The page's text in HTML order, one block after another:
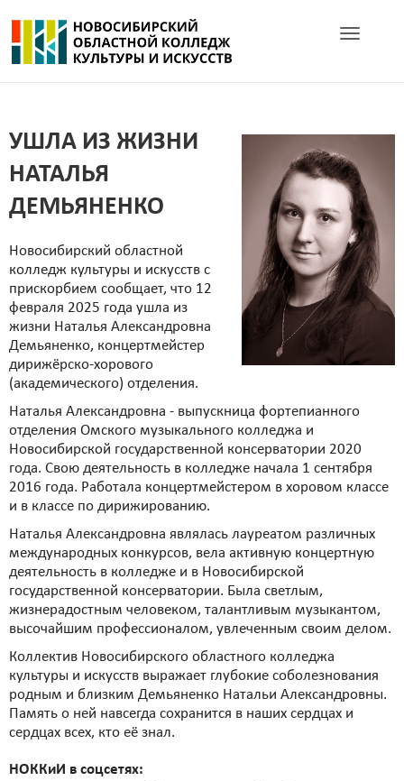
Toggle
УШЛА ИЗ ЖИЗНИ
НАТАЛЬЯ
ДЕМЬЯНЕНКО
Новосибирский областной
колледж культуры и искусств с
прискорбием сообщает, что 12
февраля 2025 года ушла из
жизни Наталья Александровна
Демьяненко, концертмейстер
дирижёрско-хорового
(академического) отделения.
Наталья Александровна - выпускница фортепианного
отделения Омского музыкального колледжа и
Новосибирской государственной консерватории 2020
года. Свою деятельность в колледже начала 1 сентября
2016 года. Работала концертмейстером в хоровом классе
и в классе по дирижированию.
Наталья Александровна являлась лауреатом различных
международных конкурсов, вела активную концертную
деятельность в колледже и в Новосибирской
государственной консерватории. Была светлым,
жизнерадостным человеком, талантливым музыкантом,
высочайшим профессионалом, увлеченным своим делом.
Коллектив Новосибирского областного колледжа
культуры и искусств выражает глубокие соболезнования
родным и близким Демьяненко Натальи Александровны.
Память о ней навсегда сохранится в наших сердцах и
сердцах всех, кто её знал.
НОККиИ в соцсетях: